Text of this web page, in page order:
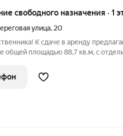
свободного назначения · 1
улица, 20
К сдаче в аренду
общей площадью 88,7 кв.м, с
нет парковочных мест (закрытая